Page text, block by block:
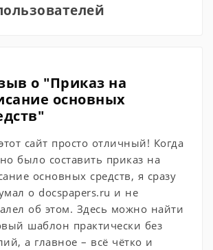
о "Приказ на
основных
сайт просто отличный! Когда
было составить приказ на
основных средств, я сразу
о docspapers.ru и не
об этом. Здесь можно найти
шаблон практически без
а главное – всё чётко и